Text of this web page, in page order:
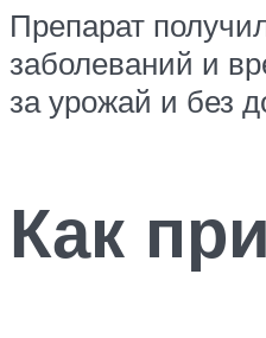
Препарат
заболеваний и
за урожай и без
Как